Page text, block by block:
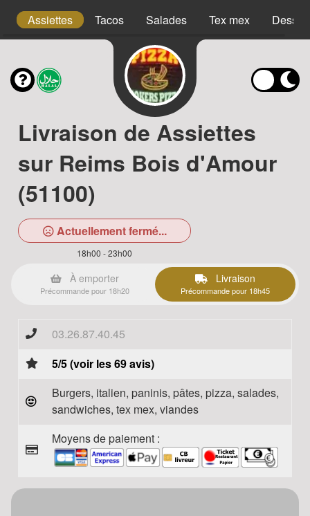
Assiettes Tacos Salades Tex mex
Livraison de Assiettes
sur Reims Bois d'Amour
(51100)
Actuellement fermé...
18h00 - 23h00
À emporter
Précommande pour 18h20
Livraison
Précommande pour 18h45
03.26.87.40.45
5/5 (voir les 69 avis)
Burgers, italien, paninis, pâtes, pizza, salades,
sandwiches, tex mex, viandes
Moyens de paiement :